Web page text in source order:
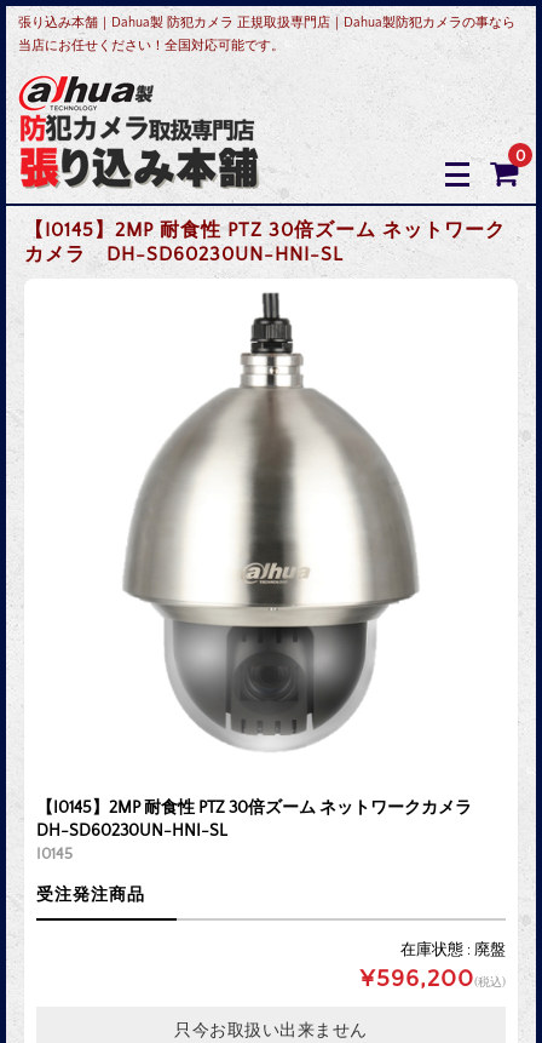
張り込み本舗｜Dahua製 防犯カメラ 正規取扱専門店｜Dahua製防犯カメラの事なら
当店にお任せください！全国対応可能です。
0
【I0145】2MP 耐食性 PTZ 30倍ズーム ネットワーク
カメラ DH-SD60230UN-HNI-SL
【I0145】2MP 耐食性 PTZ 30倍ズーム ネットワークカメラ
DH-SD60230UN-HNI-SL
I0145
受注発注商品
在庫状態 : 廃盤
¥596,200(税込)
只今お取扱い出来ません